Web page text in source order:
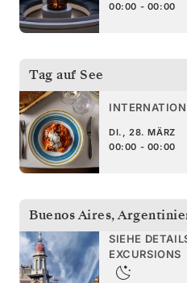
00:00 - 00:00
Tag auf See
DI., 28. MÄRZ
00:00 - 00:00
Buenos Aires,
SIEHE
EXCURSIONS